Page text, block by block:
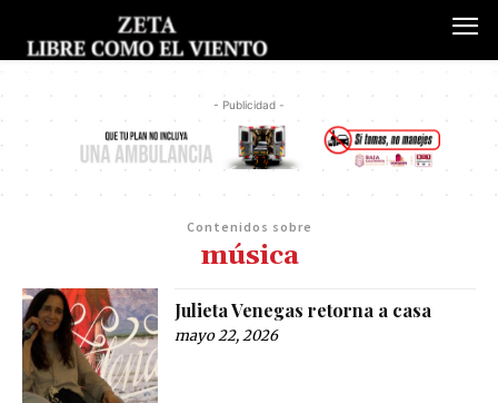
- Publicidad -
Contenidos sobre
música
Julieta Venegas retorna a casa
mayo 22, 2026